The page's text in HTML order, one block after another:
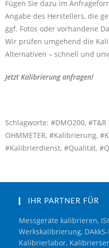
Fügen Sie dazu im
Angabe des Herstellers, die
ggf. Fotos oder vorhandene
Wir prüfen umgehend die
Alternativen – schnell und
Jetzt Kalibrierung anfragen!
Schlagworte: #DMO200,
OHMMETER, #Kalibrierung,
#Kalibrierdienst, #Qualität,
IHR PARTNER FÜR
Messgeräte kalibrieren,
Werkskalibrierung,
Kalibrierlabor,